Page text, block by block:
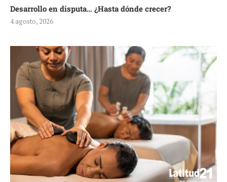
Desarrollo en disputa… ¿Hasta dónde crecer?
4 agosto, 2026